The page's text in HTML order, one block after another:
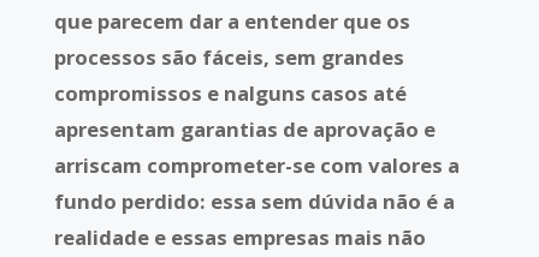
que parecem dar a entender que os
processos são fáceis, sem grandes
compromissos e nalguns casos até
apresentam garantias de aprovação e
arriscam comprometer-se com valores a
fundo perdido: essa sem dúvida não é a
realidade e essas empresas mais não